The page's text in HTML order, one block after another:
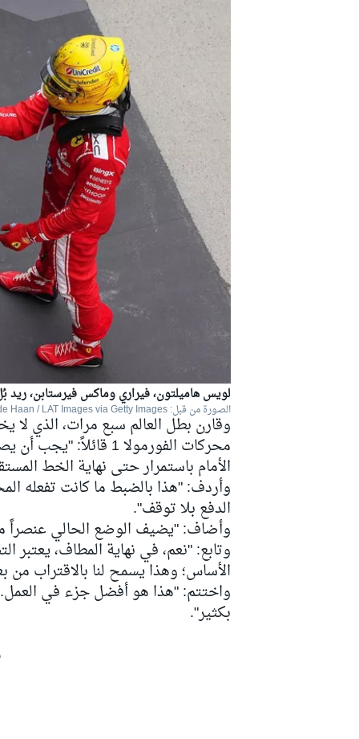
بطولات أخرى
لويس هاميلتون، فيراري وماكس فيرستابن، ريد
الصورة من قبل: Alex Bierens de Haan / LAT Images via Getty Images
وقارن بطل العالم سبع مرات، الذي
محركات الفورمولا 1
الأمام باستمرار حتى نهاية الخط
الدفع بلا توقف".
وأضاف: "يضيف الوضع الحالي عنصراً
وتابع: "نعم، في نهاية المطاف، يعتبر
الأساس؛ وهذا يسمح لنا بالاقتراب
واختتم: "هذا هو أفضل جزء في العمل.
بكثير".